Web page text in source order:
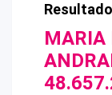
MARIA